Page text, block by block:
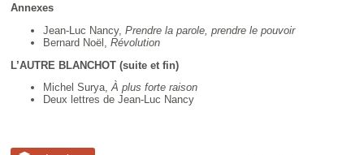
Annexes
Jean-Luc Nancy, Prendre la parole, prendre le pouvoir
Bernard Noël, Révolution
L’AUTRE BLANCHOT (suite et fin)
Michel Surya,À plus forte raison
Deux lettres de Jean-Luc Nancy